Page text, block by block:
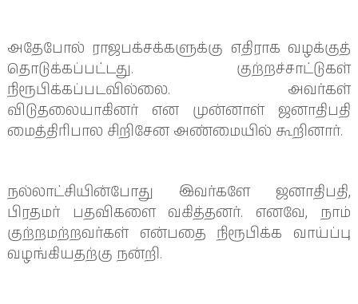
அதேபோல் ராஜபக்சக்களுக்கு எதிராக வழக்குத்
தொடுக்கப்பட்டது. குற்றச்சாட்டுகள்
நிரூபிக்கப்படவில்லை. அவர்கள்
விடுதலையாகினர் என முன்னாள் ஜனாதிபதி
மைத்திரிபால சிறிசேன அண்மையில் கூறினார்.
நல்லாட்சியின்போது இவர்களே ஜனாதிபதி,
பிரதமர் பதவிகளை வகித்தனர். எனவே, நாம்
குற்றமற்றவர்கள் என்பதை நிரூபிக்க வாய்ப்பு
வழங்கியதற்கு நன்றி.